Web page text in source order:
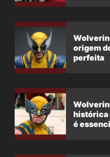
origem
perfeita
histórica
é